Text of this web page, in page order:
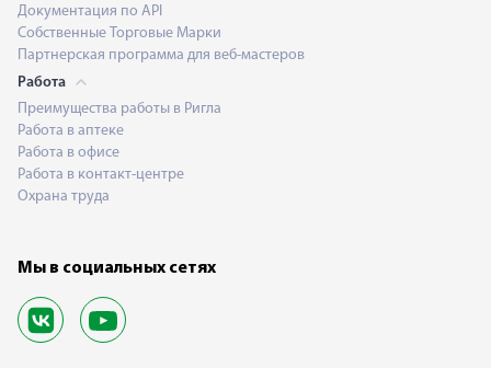
Документация по API
Собственные Торговые Марки
Партнерская программа для веб-мастеров
Работа
Преимущества работы в Ригла
Работа в аптеке
Работа в офисе
Работа в контакт-центре
Охрана труда
Мы в социальных сетях